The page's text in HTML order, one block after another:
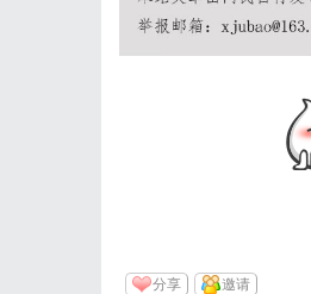
分享 邀请